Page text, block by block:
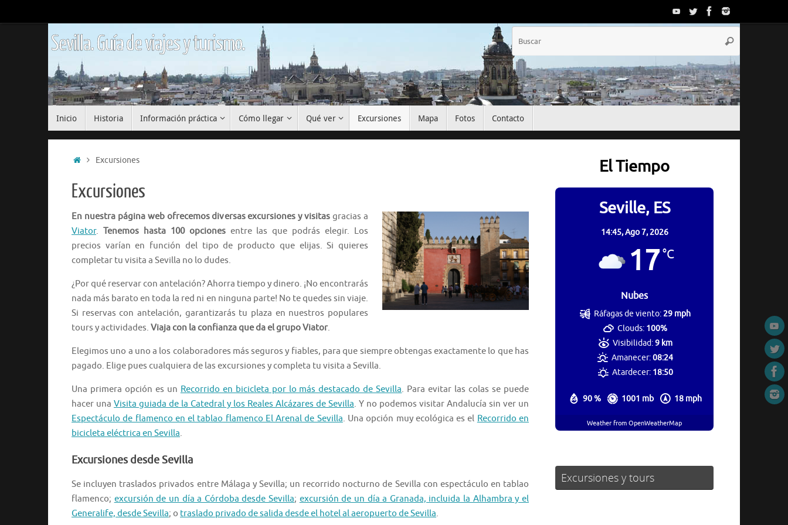
al
Sevilla. Guía de viajes y turismo. Buscar
Inicio Historia Información práctica Cómo llegar Qué ver Excursiones Mapa Fotos Contacto
InicioExcursiones
Excursiones
En nuestra página web ofrecemos diversas excursiones y visitas gracias a
Viator. Tenemos hasta 100 opcionesentre las que podrás elegir. Los
precios varían en función del tipo de producto que elijas. Si quieres
completar tu visita a Sevilla no lo dudes.
¿Por qué reservar con antelación? Ahorra tiempo y dinero. ¡No encontrarás
nada más barato en toda la red ni en ninguna parte! No te quedes sin viaje.
Si reservas con antelación, garantizarás tu plaza en nuestros populares
tours y actividades. Viaja con la confianza que da el grupo Viator.
Elegimos uno a uno a los colaboradores más seguros y fiables, para que siempre obtengas exactamente lo que has
pagado. Elige pues cualquiera de las excursiones y completa tu visita a Sevilla.
Una primera opción es un Recorrido en bicicleta por lo más destacado de Sevilla. Para evitar las colas se puede
hacer una Visita guiada de la Catedral y los Reales Alcázares de Sevilla. Y no podemos visitar Andalucía sin ver un
Espectáculo de flamenco en el tablao flamenco El Arenal de Sevilla. Una opción muy ecológica es el Recorrido en
bicicleta eléctrica en Sevilla.
Excursiones desde Sevilla
Se incluyen traslados privados entre Málaga y Sevilla; un recorrido nocturno de Sevilla con espectáculo en tablao
flamenco; excursión de un día a Córdoba desde Sevilla; excursión de un día a Granada, incluida la Alhambra y el
Generalife, desde Sevilla; o traslado privado de salida desde el hotel al aeropuerto de Sevilla.
El Tiempo
Seville, ES
14:45,Ago 7, 2026
17°C
Nubes
90 % 1001 mb 18 mph
Ráfagas de viento:29 mph
Clouds: 100%
Visibilidad:9 km
Amanecer:08:24
Atardecer: 18:50
Weather from OpenWeatherMap
Excursiones y tours